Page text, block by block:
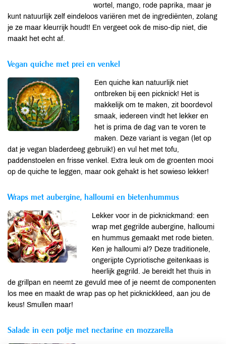
wortel, mango, rode paprika, maar je
kunt natuurlijk zelf eindeloos variëren met de ingrediënten, zolang
je ze maar kleurrijk houdt! En vergeet ook de miso-dip niet, die
maakt het echt af.
Vegan quiche met prei en venkel
Een quiche kan natuurlijk niet
ontbreken bij een picknick! Het is
makkelijk om te maken, zit boordevol
smaak, iedereen vindt het lekker en
het is prima de dag van te voren te
maken. Deze variant is vegan (let op
dat je vegan bladerdeeg gebruik!) en vul het met tofu,
paddenstoelen en frisse venkel. Extra leuk om de groenten mooi
op de quiche te leggen, maar ook gehakt is het sowieso lekker!
Wraps met aubergine, halloumi en bietenhummus
Lekker voor in de picknickmand: een
wrap met gegrilde aubergine, halloumi
en hummus gemaakt met rode bieten.
Ken je halloumi al? Deze traditionele,
ongerijpte Cypriotische geitenkaas is
heerlijk gegrild. Je bereidt het thuis in
de grillpan en neemt ze gevuld mee of je neemt de componenten
los mee en maakt de wrap pas op het picknickkleed, aan jou de
keus! Smullen maar!
Salade in een potje met nectarine en mozzarella